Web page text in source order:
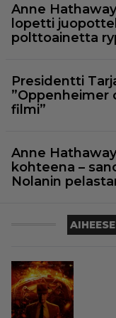
Anne
lopetti
polttoainetta
Presidentti
”Oppenheimer
filmi”
Anne
kohteena –
Nolanin